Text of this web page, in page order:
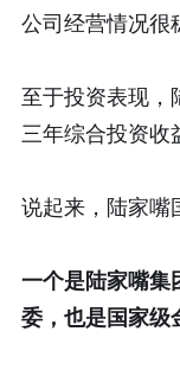
公司经营情况很
至于投资表现，
三年综合投资收
说起来，陆家嘴
一个是陆家嘴集
委，也是国家级